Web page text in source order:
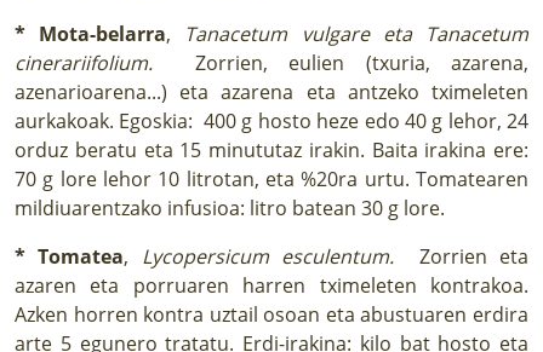
* Mota-belarra, Tanacetum vulgare eta Tanacetum
cinerariifolium. Zorrien, eulien (txuria, azarena,
azenarioarena...) eta azarena eta antzeko tximeleten
aurkakoak. Egoskia: 400 g hosto heze edo 40 g lehor, 24
orduz beratu eta 15 minututaz irakin. Baita irakina ere:
70 g lore lehor 10 litrotan, eta %20ra urtu. Tomatearen
mildiuarentzako infusioa: litro batean 30 g lore.
* Tomatea, Lycopersicum esculentum. Zorrien eta
azaren eta porruaren harren tximeleten kontrakoa.
Azken horren kontra uztail osoan eta abustuaren erdira
arte 5 egunero tratatu. Erdi-irakina: kilo bat hosto eta